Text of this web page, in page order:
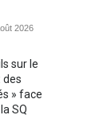
2026
sur le
des
» face
SQ